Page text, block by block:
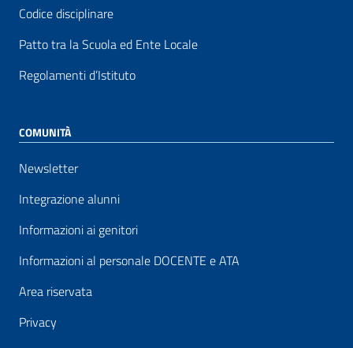
Codice disciplinare
Patto tra la Scuola ed Ente Locale
Regolamenti d’Istituto
COMUNITÀ
Newsletter
Integrazione alunni
Informazioni ai genitori
Informazioni al personale DOCENTE e ATA
Area riservata
Privacy